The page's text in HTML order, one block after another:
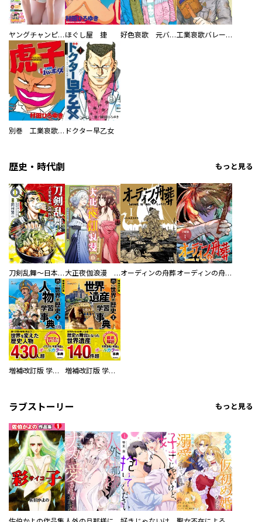
ヤングチャンピオン ほぐし屋 捷 好色哀歌 元バレーボーイズ 工業哀歌バレーボーイズ
別巻 工業哀歌バレーボーイズ 虎子 ドクター早乙女
歴史・時代劇 もっと見る
刀剣乱舞～日本号つれづれ酒～ 大正夜伽浪漫 －金曜日の花嫁—オーディンの舟葬 オーディンの舟葬 分冊版
増補改訂版 学研まんが NEW世界の歴史 別巻 人物学習事典 増補改訂版 学研まんが NEW世界の歴史 別巻 世界遺産学習事典
ラブストーリー もっと見る